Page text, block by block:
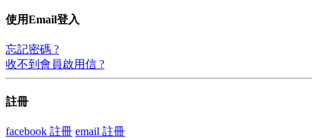
使用Email登入
忘記密碼 ?
收不到會員啟用信 ?
註冊
facebook 註冊 email 註冊